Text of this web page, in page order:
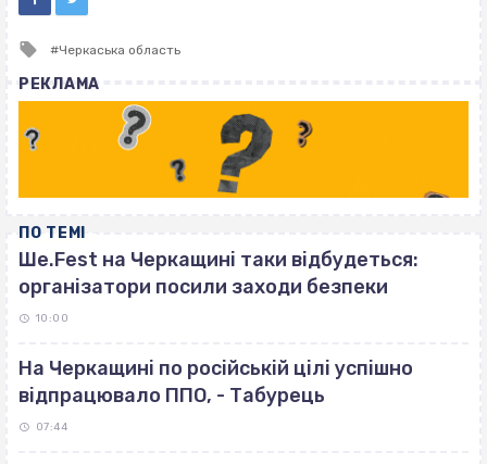
Tagged
Черкаська область
РЕКЛАМА
ПО ТЕМІ
Ше.Fest на Черкащині таки відбудеться:
організатори посили заходи безпеки
10:00
На Черкащині по російській цілі успішно
відпрацювало ППО, - Табурець
07:44